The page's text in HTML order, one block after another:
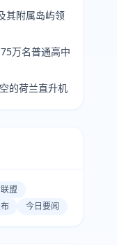
其附属岛屿领
万名普通高中
的荷兰直升机
盟
今日要闻